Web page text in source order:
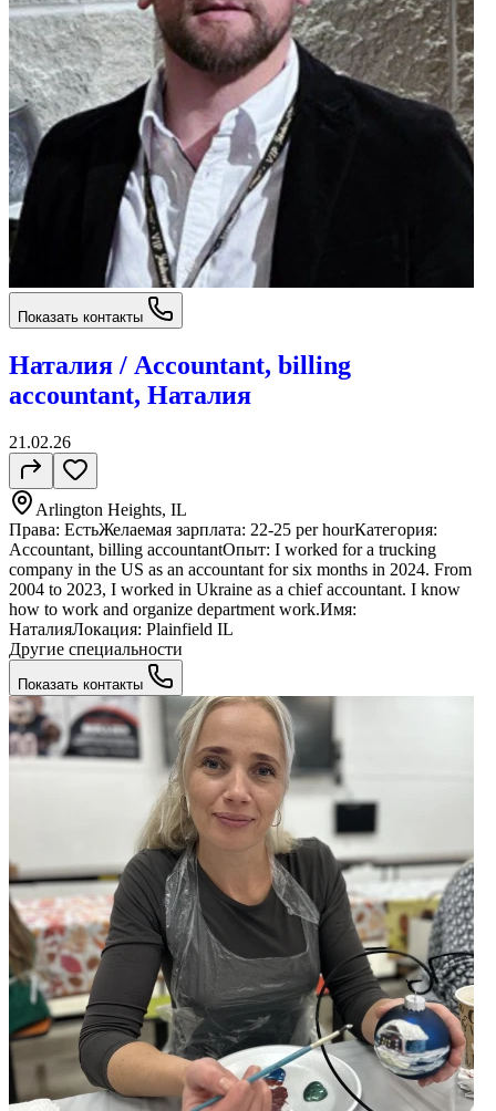
Показать контакты
Наталия / Accountant, billing
accountant, Наталия
21.02.26
Arlington Heights, IL
Права: ЕстьЖелаемая зарплата: 22-25 per hourКатегория:
Accountant, billing accountantОпыт: I worked for a trucking
company in the US as an accountant for six months in 2024. From
2004 to 2023, I worked in Ukraine as a chief accountant. I know
how to work and organize department work.Имя:
НаталияЛокация: Plainfield IL
Другие специальности
Показать контакты